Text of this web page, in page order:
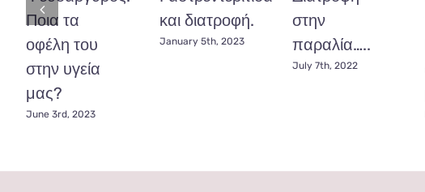
Ποια τα
οφέλη του
στην υγεία
μας?
June 3rd, 2023
και διατροφή.
January 5th, 2023
στην
παραλία…..
July 7th, 2022